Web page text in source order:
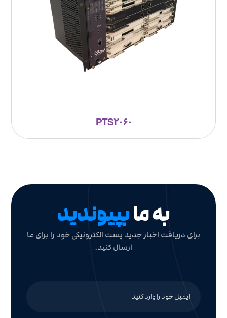
PTS۲۰۶۰
به مابپیوندید
برای دریافت اخبار جدید پست الکترونیکی خود را برای ما
ارسال کنید.